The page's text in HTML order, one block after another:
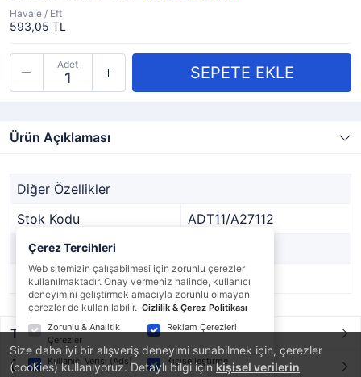
Size daha iyi bir alışveriş deneyimi sunabilmek için, çerezler
(cookies) kullanıyoruz. Detaylı bilgi içinkişisel verilerin
Havale / Eft
593,05 TL
Adet
Ürün Açıklaması
Diğer Özellikler
Stok Kodu
ADT11/A27112
Marka
Stok Durumu
Var
Taksit / Ödeme Seçenekleri
Ürün Yorumları
Çerez Tercihleri
Web sitemizin çalışabilmesi için zorunlu çerezler
kullanılmaktadır. Onay vermeniz halinde, kullanıcı
deneyimini geliştirmek amacıyla zorunlu olmayan
çerezler de kullanılabilir. Gizlilik & Çerez Politikası
Zorunlu & Analitik
Çerezler
Reklam Çerezleri
Kullanıcı Verisi (Ads) Kişiselleştirme